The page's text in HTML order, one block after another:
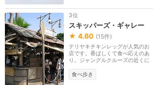
3位
スキッパーズ・ギャレー
★ 4.60 (15件)
テリヤキチキンレッグが人気のお
店です。香ばしくて食べ応えのあ
り。ジャングルクルーズの近くに
食べ歩き